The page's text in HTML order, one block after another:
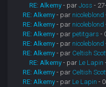
RE: Alkemy - parJoss -
RE: Alkemy - par nicoleblond
RE: Alkemy - par nicoleblond
RE: Alkemy - par petitgars -
RE: Alkemy - par nicoleblond
RE: Alkemy - par Celtish
RE: Alkemy - par Le Lapin
RE: Alkemy - par Celtish
RE: Alkemy - par Le Lapin -